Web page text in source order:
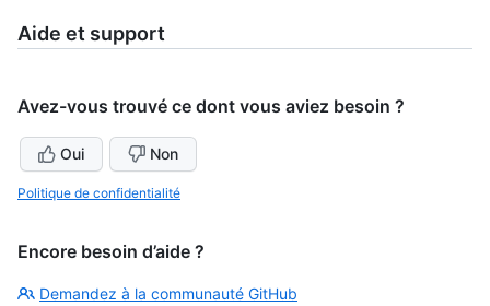
Aide et support
Avez-vous trouvé ce dont vous aviez besoin ?
Oui Non
Politique de confidentialité
Encore besoin d’aide ?
Demandez à la communauté GitHub